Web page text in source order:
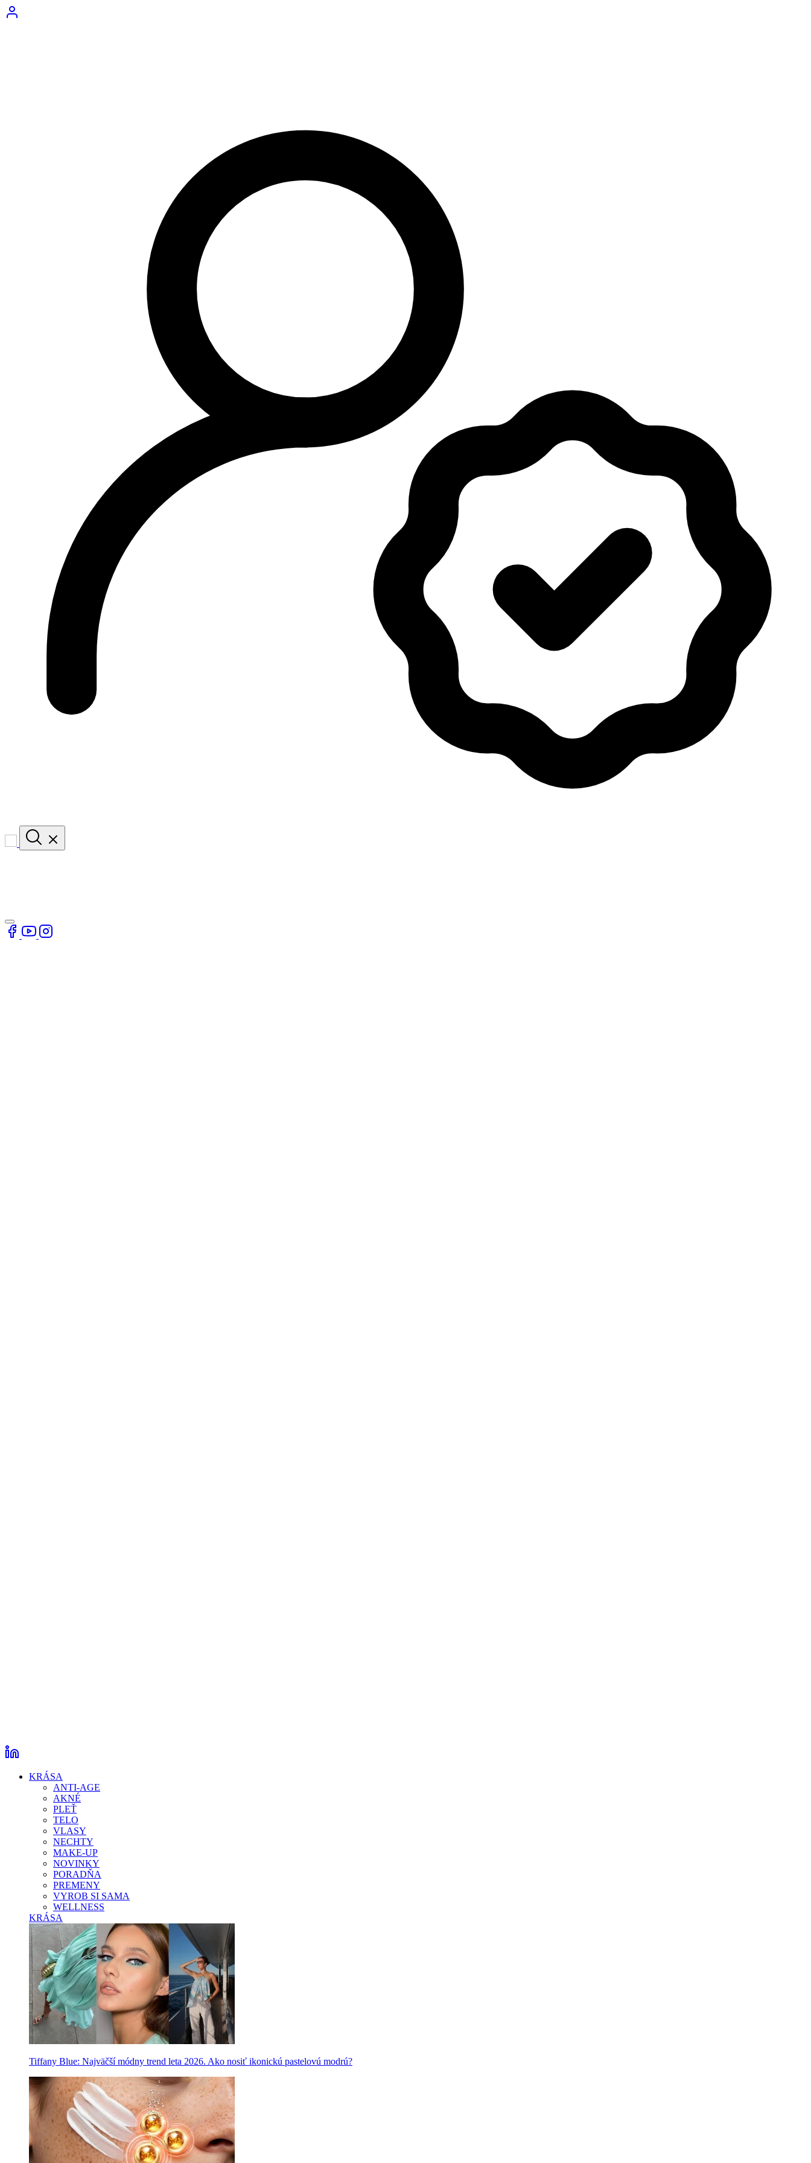
KRÁSA
ANTI-AGE
AKNÉ
PLEŤ
TELO
VLASY
NECHTY
MAKE-UP
NOVINKY
PORADŇA
PREMENY
VYROB SI SAMA
WELLNESS
KRÁSA
Tiffany Blue: Najväčší módny trend leta 2026. Ako nosiť ikonickú pastelovú modrú?